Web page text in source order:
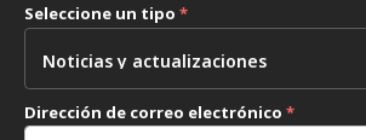
Seleccione un tipo *
Dirección de correo electrónico *